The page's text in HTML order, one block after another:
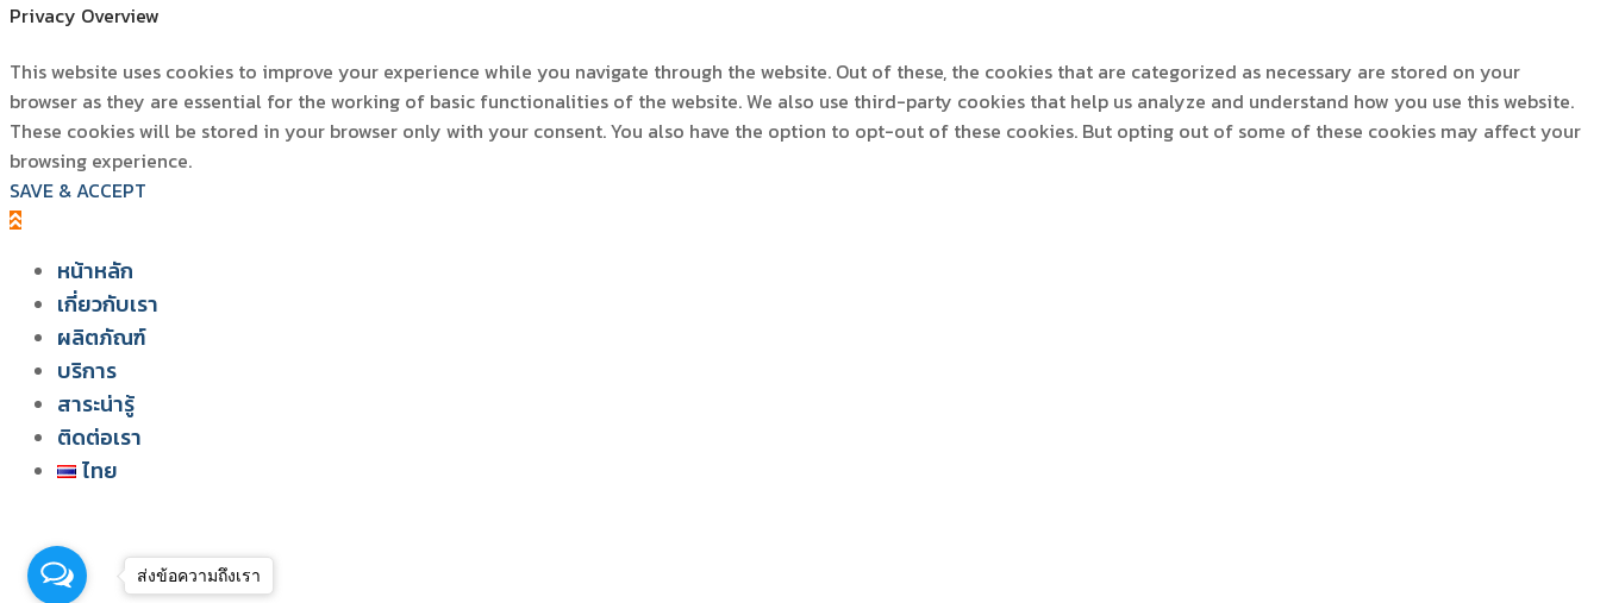
Privacy Overview
This website uses cookies to improve your experience while you navigate through the website. Out of these, the cookies that are categorized as necessary are stored on your
browser as they are essential for the working of basic functionalities of the website. We also use third-party cookies that help us analyze and understand how you use this website.
These cookies will be stored in your browser only with your consent. You also have the option to opt-out of these cookies. But opting out of some of these cookies may affect your
browsing experience.
SAVE & ACCEPT
ส่งข้อความถึงเรา
หน้าหลัก
เกี่ยวกับเรา
สยาม วอเตอร์ เฟลม
ผลิตภัณฑ์
ระบบโซลูชัน สำหรับฟาร์มไก่
บริการ
สาระน่ารู้
ติดต่อเรา
ไทย
Tiếng Việt